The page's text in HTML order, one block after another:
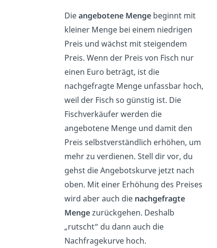
Dieangebotene Menge beginnt mit
kleiner Menge bei einem niedrigen
Preis und wächst mit steigendem
Preis. Wenn der Preis von Fisch nur
einen Euro beträgt, ist die
nachgefragte Menge unfassbar hoch,
weil der Fisch so günstig ist. Die
Fischverkäufer werden die
angebotene Menge und damit den
Preis selbstverständlich erhöhen, um
mehr zu verdienen. Stell dir vor, du
gehst die Angebotskurve jetzt nach
oben. Mit einer Erhöhung des Preises
wird aber auch die nachgefragte
Mengezurückgehen. Deshalb
„rutscht“ du dann auch die
Nachfragekurve hoch.